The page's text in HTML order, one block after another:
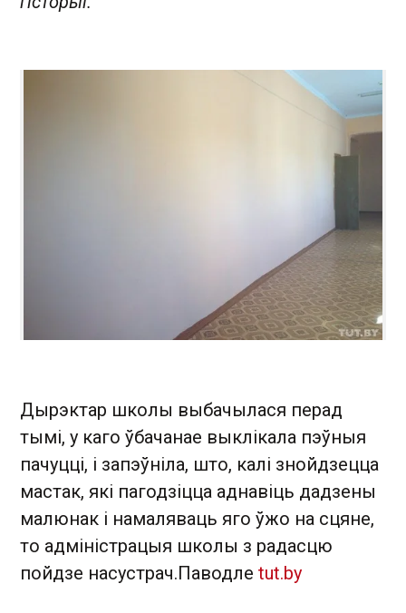
Дырэктар школы выбачылася перад
тымі, у каго ўбачанае выклікала пэўныя
пачуцці, і запэўніла, што, калі знойдзецца
мастак, які пагодзіцца аднавіць дадзены
малюнак і намаляваць яго ўжо на сцяне,
то адміністрацыя школы з радасцю
пойдзе насустрач.Паводле tut.by